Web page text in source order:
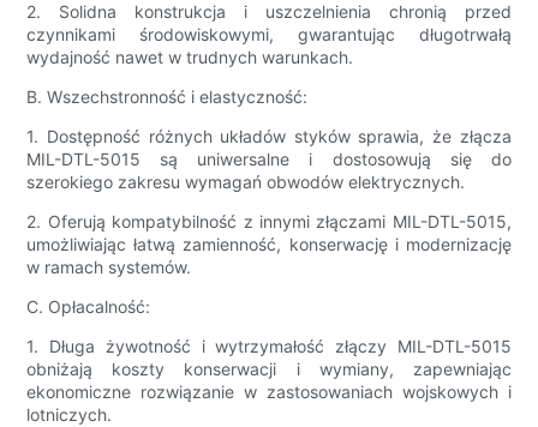
2. Solidna konstrukcja i uszczelnienia chronią przed
czynnikami środowiskowymi, gwarantując długotrwałą
wydajność nawet w trudnych warunkach.
B. Wszechstronność i elastyczność:
1. Dostępność różnych układów styków sprawia, że ​​złącza
MIL-DTL-5015 są uniwersalne i dostosowują się do
szerokiego zakresu wymagań obwodów elektrycznych.
2. Oferują kompatybilność z innymi złączami MIL-DTL-5015,
umożliwiając łatwą zamienność, konserwację i modernizację
w ramach systemów.
C. Opłacalność:
1. Długa żywotność i wytrzymałość złączy MIL-DTL-5015
obniżają koszty konserwacji i wymiany, zapewniając
ekonomiczne rozwiązanie w zastosowaniach wojskowych i
lotniczych.